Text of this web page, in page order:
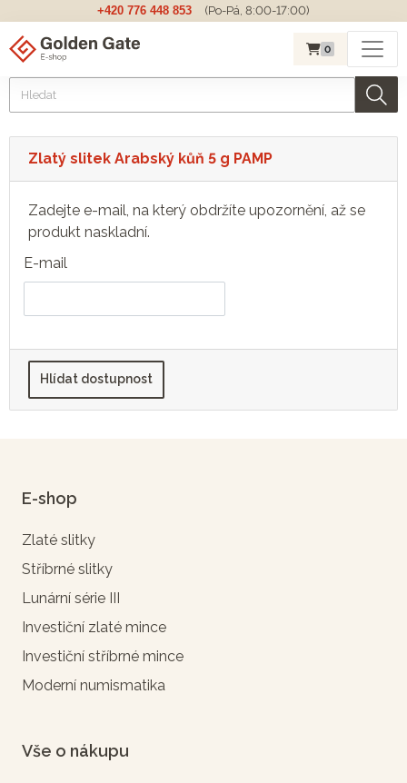
+420 776 448 853 (Po-Pá, 8:00-17:00)
0
Zlatý slitek Arabský kůň 5 g PAMP
Zadejte e-mail, na který obdržíte upozornění, až se
produkt naskladní.
E-mail
E-shop
Zlaté slitky
Stříbrné slitky
Lunární série III
Investiční zlaté mince
Investiční stříbrné mince
Moderní numismatika
Vše o nákupu